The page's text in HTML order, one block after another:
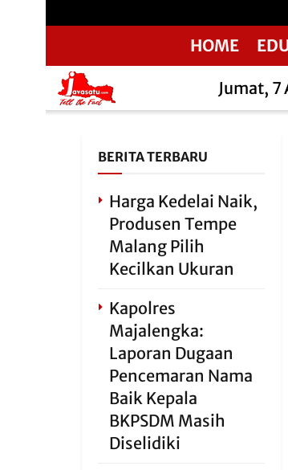
HOME
Jumat,
BERITA TERBARU
Harga Kedelai Naik,
Produsen Tempe
Malang Pilih
Kecilkan Ukuran
Kapolres
Majalengka:
Laporan Dugaan
Pencemaran Nama
Baik Kepala
BKPSDM Masih
Diselidiki